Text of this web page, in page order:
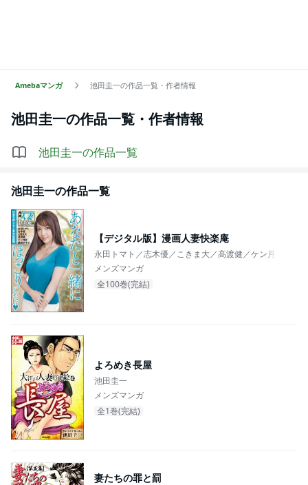
Amebaマンガ 池田圭一の作品一覧・作者情報
池田圭一の作品一覧・作者情報
池田圭一の作品一覧
池田圭一の作品一覧
【デジタル版】漫画人妻快楽庵
永田トマト／志木優／こきま大／高渡健／ケン月影／穂
メンズマンガ
全100巻(完結)
よろめき長屋
池田圭一
メンズマンガ
全1巻(完結)
妻たちの罪と罰